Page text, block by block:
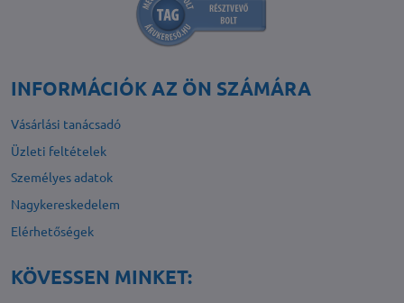
INFORMÁCIÓK AZ ÖN SZÁMÁRA
Vásárlási tanácsadó
Üzleti feltételek
Személyes adatok
Nagykereskedelem
Elérhetőségek
KÖVESSEN MINKET: